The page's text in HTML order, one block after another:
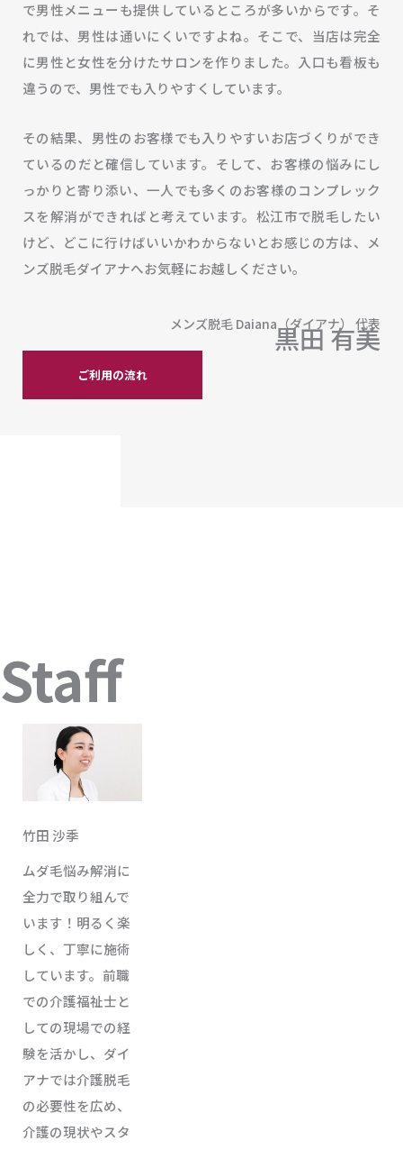
で男性メニューも提供しているところが多いからです。そ
れでは、男性は通いにくいですよね。そこで、当店は完全
に男性と女性を分けたサロンを作りました。入口も看板も
違うので、男性でも入りやすくしています。
その結果、男性のお客様でも入りやすいお店づくりができ
ているのだと確信しています。そして、お客様の悩みにし
っかりと寄り添い、一人でも多くのお客様のコンプレック
スを解消ができればと考えています。松江市で脱毛したい
けど、どこに行けばいいかわからないとお感じの方は、メ
ンズ脱毛ダイアナへお気軽にお越しください。
メンズ脱毛 Daiana（ダイアナ） 代表
黒田 有美
ご利用の流れ
Staff
竹田 沙季
ムダ毛悩み解消に
全力で取り組んで
います！明るく楽
しく、丁寧に施術
しています。前職
での介護福祉士と
しての現場での経
験を活かし、ダイ
アナでは介護脱毛
の必要性を広め、
介護の現状やスタ